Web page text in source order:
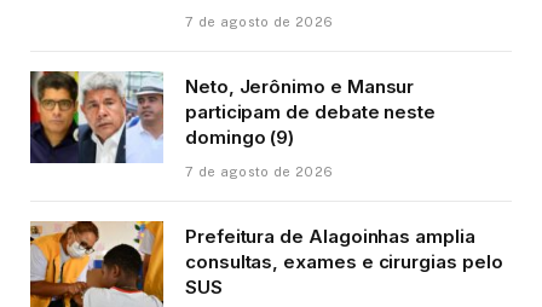
7 de agosto de 2026
Neto, Jerônimo e Mansur
participam de debate neste
domingo (9)
7 de agosto de 2026
Prefeitura de Alagoinhas amplia
consultas, exames e cirurgias pelo
SUS